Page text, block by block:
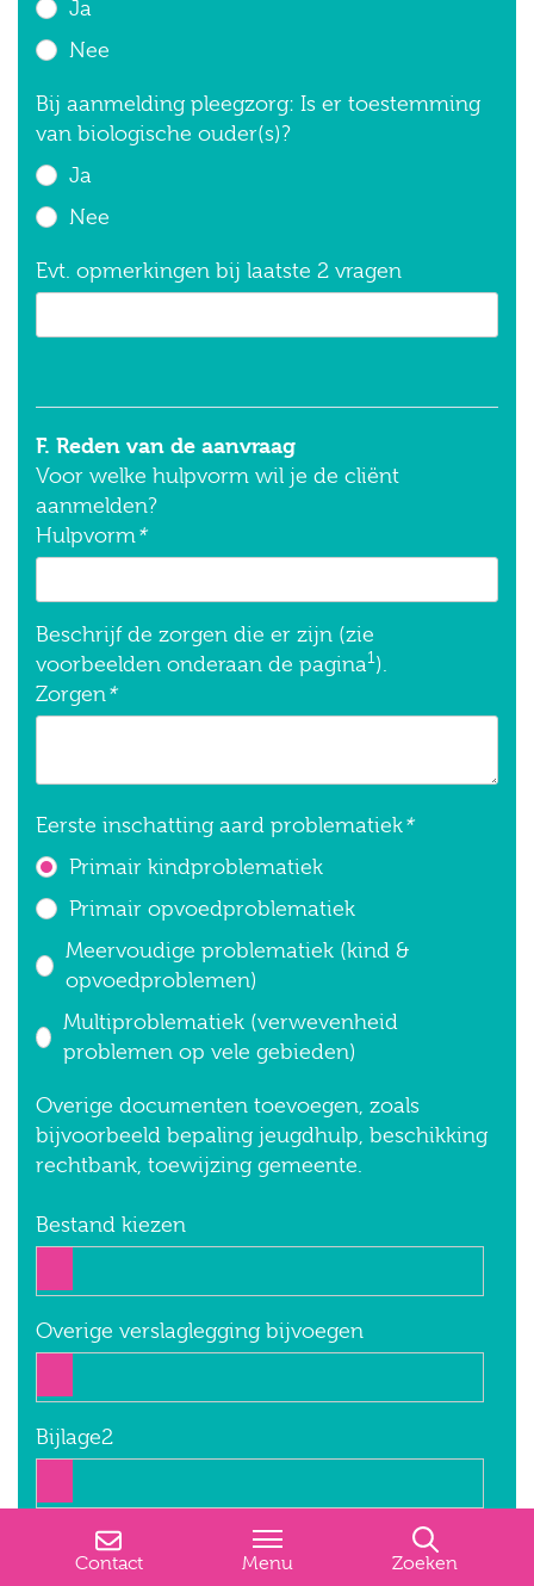
Ja
Nee
Bij aanmelding pleegzorg: Is er toestemming
van biologische ouder(s)?
Ja
Nee
Evt. opmerkingen bij laatste 2 vragen
F. Reden van de aanvraag
Voor welke hulpvorm wil je de cliënt
aanmelden?
Hulpvorm *
Beschrijf de zorgen die er zijn (zie
voorbeelden onderaan de pagina1 ).
Zorgen *
Eerste inschatting aard problematiek*
Primair kindproblematiek
Primair opvoedproblematiek
Meervoudige problematiek (kind &
opvoedproblemen)
Multiproblematiek (verwevenheid
problemen op vele gebieden)
Overige documenten toevoegen, zoals
bijvoorbeeld bepaling jeugdhulp, beschikking
rechtbank, toewijzing gemeente.
Bestand kiezen
Overige verslaglegging bijvoegen
Bijlage2
Regio waar de cliënt woont
Contact Menu Zoeken